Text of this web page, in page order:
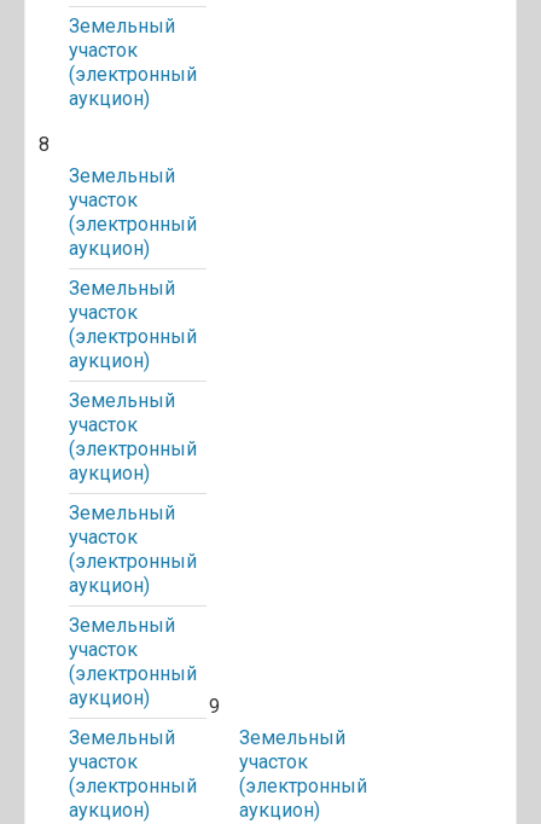
Земельный
участок
(электронный
аукцион)
8
Земельный
участок
(электронный
аукцион)
Земельный
участок
(электронный
аукцион)
Земельный
участок
(электронный
аукцион)
Земельный
участок
(электронный
аукцион)
Земельный
участок
(электронный
аукцион)
Земельный
участок
(электронный
аукцион)
9
Земельный
участок
(электронный
аукцион)